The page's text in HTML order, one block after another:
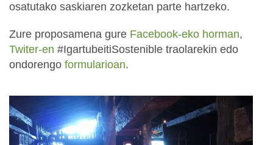
osatutako saskiaren zozketan parte hartzeko.
Zure proposamena gure Facebook-eko horman,
Twiter-en #IgartubeitiSostenible traolarekin edo
ondorengo formularioan.